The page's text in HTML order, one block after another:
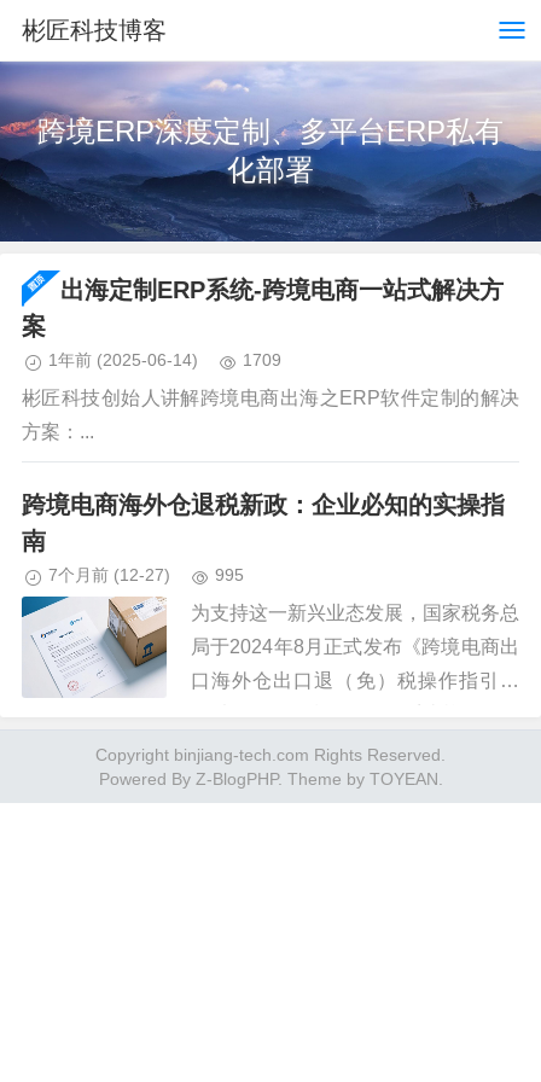
彬匠科技博客
跨境ERP深度定制、多平台ERP私有
化部署
出海定制ERP系统-跨境电商一站式解决方
案
1年前 (2025-06-14) 1709
彬匠科技创始人讲解跨境电商出海之ERP软件定制的解决
方案：...
跨境电商海外仓退税新政：企业必知的实操指
南
7个月前 (12-27) 995
为支持这一新兴业态发展，国家税务总
局于2024年8月正式发布《跨境电商出
口海外仓出口退（免）税操作指引》
外仓出口退税的政策框架与操作流程。
《跨境电商出口海外仓出口退（...
Copyright binjiang-tech.com Rights Reserved.
Powered By Z-BlogPHP. Theme by TOYEAN